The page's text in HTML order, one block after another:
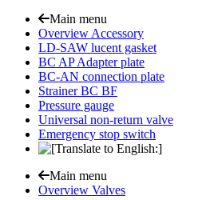
Main menu
Overview Accessory
LD-SAW lucent gasket
BC AP Adapter plate
BC-AN connection plate
Strainer BC BF
Pressure gauge
Universal non-return valve
Emergency stop switch
Main menu
Overview Valves